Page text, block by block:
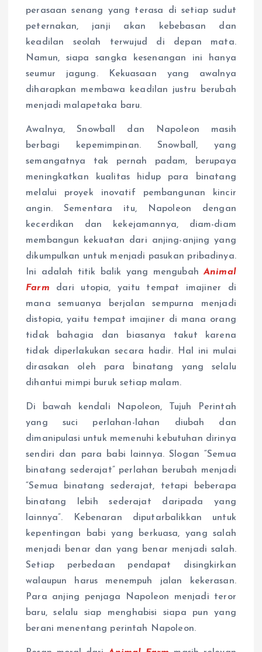
perasaan senang yang terasa di setiap sudut
peternakan, janji akan kebebasan dan
keadilan seolah terwujud di depan mata.
Namun, siapa sangka kesenangan ini hanya
seumur jagung. Kekuasaan yang awalnya
diharapkan membawa keadilan justru berubah
menjadi malapetaka baru.
Awalnya, Snowball dan Napoleon masih
berbagi kepemimpinan. Snowball, yang
semangatnya tak pernah padam, berupaya
meningkatkan kualitas hidup para binatang
melalui proyek inovatif pembangunan kincir
angin. Sementara itu, Napoleon dengan
kecerdikan dan kekejamannya, diam-diam
membangun kekuatan dari anjing-anjing yang
dikumpulkan untuk menjadi pasukan pribadinya.
Ini adalah titik balik yang mengubahAnimal
Farm dari utopia, yaitu tempat imajiner di
mana semuanya berjalan sempurna menjadi
distopia, yaitu tempat imajiner di mana orang
tidak bahagia dan biasanya takut karena
tidak diperlakukan secara hadir. Hal ini mulai
dirasakan oleh para binatang yang selalu
dihantui mimpi buruk setiap malam.
Di bawah kendali Napoleon, Tujuh Perintah
yang suci perlahan-lahan diubah dan
dimanipulasi untuk memenuhi kebutuhan dirinya
sendiri dan para babi lainnya. Slogan “Semua
binatang sederajat” perlahan berubah menjadi
“Semua binatang sederajat, tetapi beberapa
binatang lebih sederajat daripada yang
lainnya”. Kebenaran diputarbalikkan untuk
kepentingan babi yang berkuasa, yang salah
menjadi benar dan yang benar menjadi salah.
Setiap perbedaan pendapat disingkirkan
walaupun harus menempuh jalan kekerasan.
Para anjing penjaga Napoleon menjadi teror
baru, selalu siap menghabisi siapa pun yang
berani menentang perintah Napoleon.